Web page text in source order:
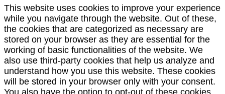
This website uses cookies to improve your experience
while you navigate through the website. Out of these,
the cookies that are categorized as necessary are
stored on your browser as they are essential for the
working of basic functionalities of the website. We
also use third-party cookies that help us analyze and
understand how you use this website. These cookies
will be stored in your browser only with your consent.
You also have the option to opt-out of these cookies.